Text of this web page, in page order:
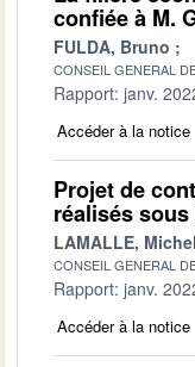
confiée à M.
FULDA, Bruno
CONSEIL GENERAL
Rapport: janv.
Accéder à la notice
Projet de
réalisés
LAMALLE, Michel
CONSEIL GENERAL
Rapport: janv.
Accéder à la notice